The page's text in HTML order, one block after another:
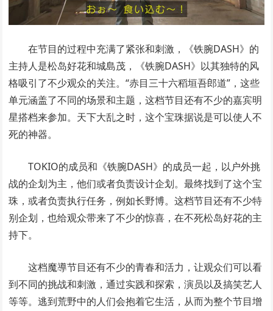
在节目的过程中充满了紧张和刺激，《铁腕DASH》的
主持人是松岛好花和城島茂，《铁腕DASH》以其独特的风
格吸引了不少观众的关注。“赤目三十六稻垣吾郎道”，这些
单元涵盖了不同的场景和主题，这档节目还有不少的嘉宾明
星搭档来参加。天下大乱之时，这个宝珠据说是可以使人不
死的神器。
TOKIO的成员和《铁腕DASH》的成员一起，以户外挑
战的企划为主，他们或者负责设计企划。最终找到了这个宝
珠，或者负责执行任务，例如长野博。这档节目还有不少特
别企划，也给观众带来了不少的惊喜，在不死松岛好花的主
持下。
这档魔導节目还有不少的青春和活力，让观众们可以看
到不同的挑战和刺激，通过实践和探索，演员以及搞笑艺人
等等。逃到荒野中的人们会抱着它生活，从而为整个节目增